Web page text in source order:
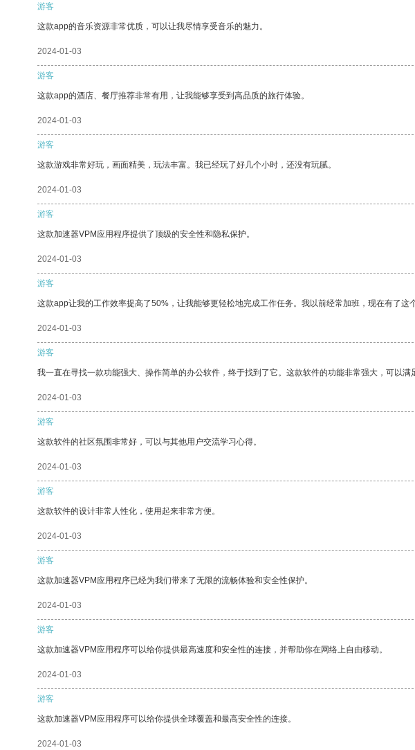
游客
这款app的音乐资源非常优质，可以让我尽情享受音乐的魅力。
2024-01-03
游客
这款app的酒店、餐厅推荐非常有用，让我能够享受到高品质的旅行体验。
2024-01-03
游客
这款游戏非常好玩，画面精美，玩法丰富。我已经玩了好几个小时，还没有玩腻。
2024-01-03
游客
这款加速器VPM应用程序提供了顶级的安全性和隐私保护。
2024-01-03
游客
这款app让我的工作效率提高了50%，让我能够更轻松地完成工作任务。我以前经常加班，现在有了这
2024-01-03
游客
我一直在寻找一款功能强大、操作简单的办公软件，终于找到了它。这款软件的功能非常强大，可以
2024-01-03
游客
这款软件的社区氛围非常好，可以与其他用户交流学习心得。
2024-01-03
游客
这款软件的设计非常人性化，使用起来非常方便。
2024-01-03
游客
这款加速器VPM应用程序已经为我们带来了无限的流畅体验和安全性保护。
2024-01-03
游客
这款加速器VPM应用程序可以给你提供最高速度和安全性的连接，并帮助你在网络上自由移动。
2024-01-03
游客
这款加速器VPM应用程序可以给你提供全球覆盖和最高安全性的连接。
2024-01-03